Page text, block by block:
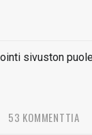
sivuston
53 KOMMENTTIA